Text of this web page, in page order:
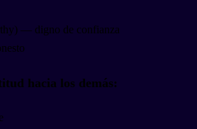
— digno de confianza
hacia los demás: